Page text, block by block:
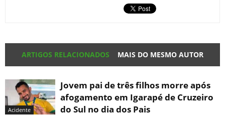
ARTIGOS RELACIONADOS MAIS DO MESMO AUTOR
Acidente
Jovem pai de três filhos morre após
afogamento em Igarapé de Cruzeiro
do Sul no dia dos Pais